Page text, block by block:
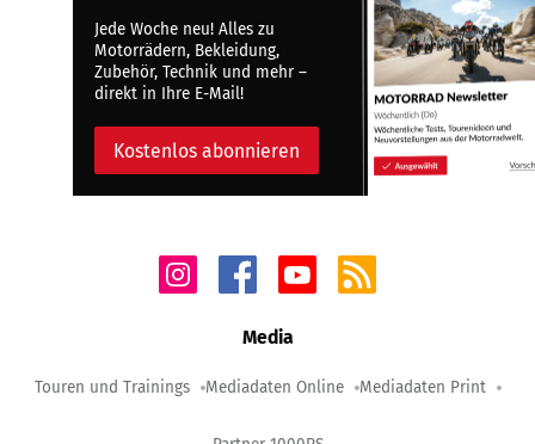
Jede Woche neu! Alles zu
Motorrädern, Bekleidung,
Zubehör, Technik und mehr –
direkt in Ihre E-Mail!
Kostenlos abonnieren
Media
Touren und Trainings Mediadaten Online Mediadaten Print